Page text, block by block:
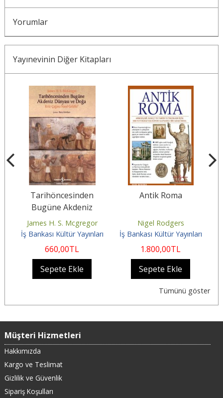
Yorumlar
Yayınevinin Diğer Kitapları
Tarihöncesinden
Bugüne Akdeniz
Dünyası Ve Doğa - Kriz
Çağına Nasıl Geldik
James H. S. Mcgregor
İş Bankası Kültür Yayınları
660,00TL
Sepete Ekle
Antik Roma
Nigel Rodgers
İş Bankası Kültür Yayınları
1.800,00TL
Sepete Ekle
Tümünü göster
Müşteri Hizmetleri
Hakkımızda
Kargo ve Teslimat
Gizlilik ve Güvenlik
Sipariş Koşulları